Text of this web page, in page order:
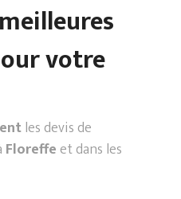
votre
les devis de
Floreffeet dans les